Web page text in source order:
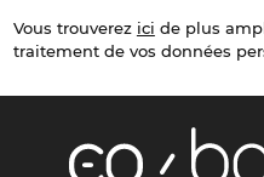
Vous trouverez ici de plus
traitement de vos données